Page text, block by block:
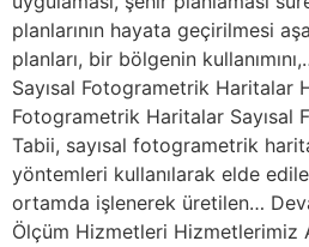
planlarının hayata geçirilmesi
planları, bir bölgenin
Sayısal Fotogrametrik Haritalar
Fotogrametrik Haritalar Sayısal
Tabii, sayısal fotogrametrik
yöntemleri kullanılarak elde
ortamda işlenerek üretilen…
Ölçüm Hizmetleri Hizmetlerimiz